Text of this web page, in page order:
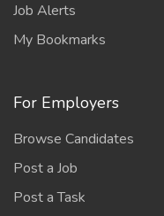
Job Alerts
My Bookmarks
For Employers
Browse Candidates
Post a Job
Post a Task